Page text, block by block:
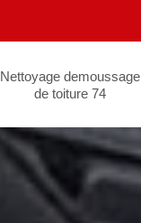
Nettoyage demoussage
de toiture 74